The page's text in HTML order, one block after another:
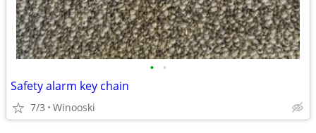
• •
Safety alarm key chain
7/3 Winooski